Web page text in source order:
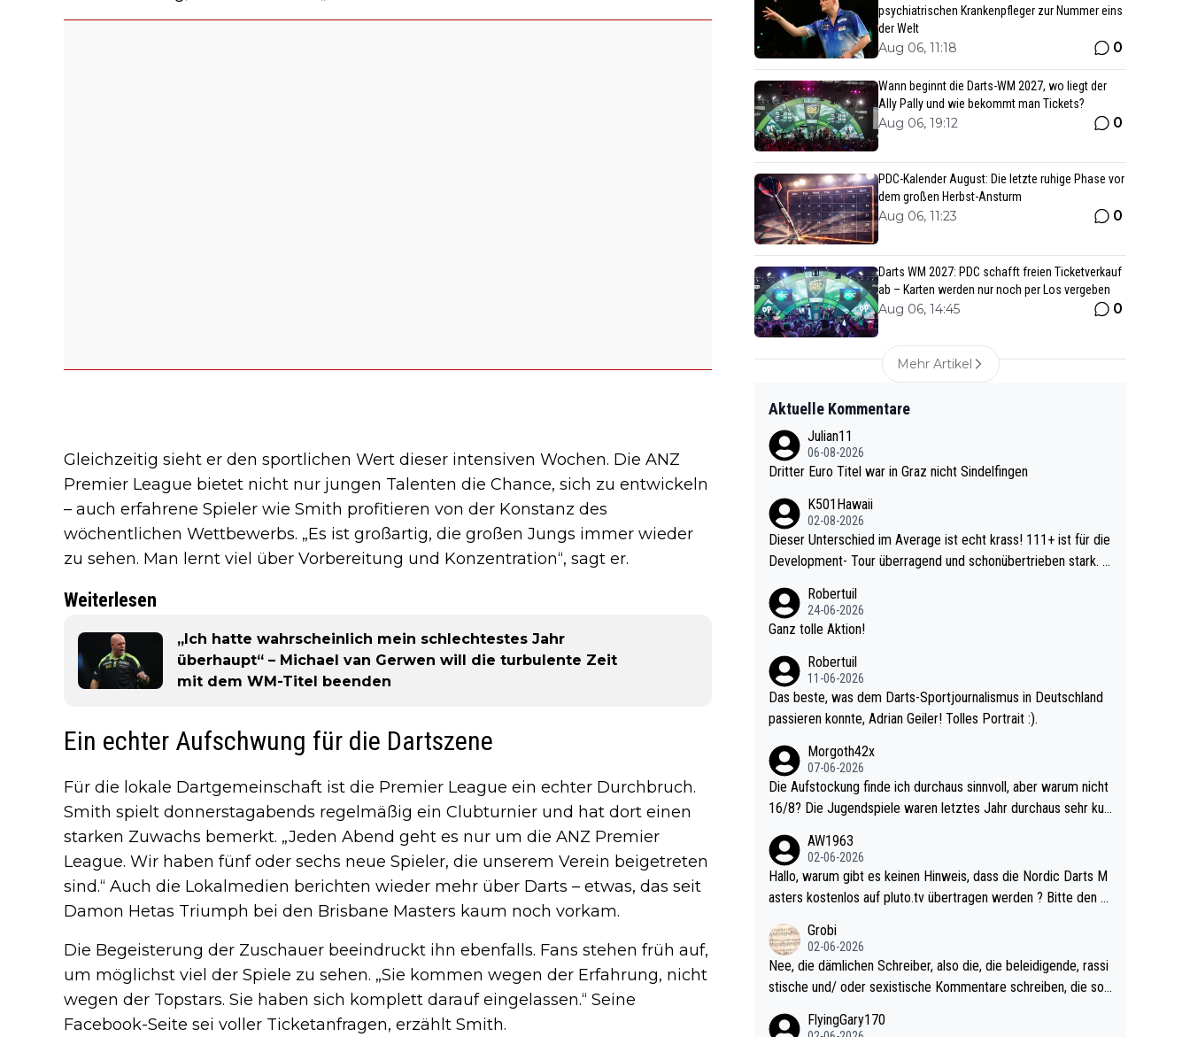
Gleichzeitig sieht er den sportlichen Wert dieser intensiven Wochen. Die ANZ
Premier League bietet nicht nur jungen Talenten die Chance, sich zu entwickeln
– auch erfahrene Spieler wie Smith profitieren von der Konstanz des
wöchentlichen Wettbewerbs. „Es ist großartig, die großen Jungs immer wieder
zu sehen. Man lernt viel über Vorbereitung und Konzentration“, sagt er.
Weiterlesen
„Ich hatte wahrscheinlich mein schlechtestes Jahr
überhaupt“ – Michael van Gerwen will die turbulente Zeit
mit dem WM-Titel beenden
Ein echter Aufschwung für die Dartszene
Für die lokale Dartgemeinschaft ist die Premier League ein echter Durchbruch.
Smith spielt donnerstagabends regelmäßig ein Clubturnier und hat dort einen
starken Zuwachs bemerkt. „Jeden Abend geht es nur um die ANZ Premier
League. Wir haben fünf oder sechs neue Spieler, die unserem Verein beigetreten
sind.“ Auch die Lokalmedien berichten wieder mehr über Darts – etwas, das seit
Damon Hetas Triumph bei den Brisbane Masters kaum noch vorkam.
Die Begeisterung der Zuschauer beeindruckt ihn ebenfalls. Fans stehen früh auf,
um möglichst viel der Spiele zu sehen. „Sie kommen wegen der Erfahrung, nicht
wegen der Topstars. Sie haben sich komplett darauf eingelassen.“ Seine
Facebook-Seite sei voller Ticketanfragen, erzählt Smith.
psychiatrischen Krankenpfleger zur Nummer eins
der Welt
Aug 06, 11:18 0
Wann beginnt die Darts-WM 2027, wo liegt der
Ally Pally und wie bekommt man Tickets?
Aug 06, 19:12 0
PDC-Kalender August: Die letzte ruhige Phase vor
dem großen Herbst-Ansturm
Aug 06, 11:23 0
Darts WM 2027: PDC schafft freien Ticketverkauf
ab – Karten werden nur noch per Los vergeben
Aug 06, 14:45 0
Mehr Artikel
Aktuelle Kommentare
Julian11
06-08-2026
Dritter Euro Titel war in Graz nicht Sindelfingen
K501Hawaii
02-08-2026
Dieser Unterschied im Average ist echt krass! 111+ ist für die
Development- Tour überragend und schonübertrieben stark. U
e mal 40+ erst recht. Da gewinnst keinen Blumentopf - ist ja n
och krasser wie ein Pokalspiel eines Kreisligisten vs einem Bu
Robertuil
24-06-2026
Ganz tolle Aktion!
Robertuil
11-06-2026
Das beste, was dem Darts-Sportjournalismus in Deutschland
passieren konnte, Adrian Geiler! Tolles Portrait :).
Morgoth42x
07-06-2026
Die Aufstockung finde ich durchaus sinnvoll, aber warum nicht
16/8? Die Jugendspiele waren letztes Jahr durchaus sehr kur
l. Allerdings ist Mitchell Lawrie als Nummer 1 der Welt eh quali
fiziert. Somit ändert die automatische Qualifikation des Weltm
eisters erstmal nichts. Ich denke sie wollen damit für nächste
d wohl wenig WDF Turniere spielen. Dies war bei Archie Self l
etztes Jahr der Fall. Er musste als amtierender Weltmeister d
urch den Qualifier und ich glaube kaum, dass Mitchel sich das
(in Vegas) antun würde, wenn er doch eigentlich die PDC-WM
als Ziel hat.
AW1963
02-06-2026
Hallo, warum gibt es keinen Hinweis, dass die Nordic Darts M
asters kostenlos auf pluto.tv übertragen werden ? Bitte den A
Grobi
02-06-2026
Nee, die dämlichen Schreiber, also die, die beleidigende, rassi
stische und/ oder sexistische Kommentare schreiben, die soll
nes Leben in den Griff kriegen. Nur eins wundert mich: Luke Li
FlyingGary170